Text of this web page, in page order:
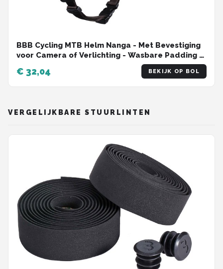
BBB Cycling MTB Helm Nanga - Met Bevestiging
voor Camera of Verlichting - Wasbare Padding -
Fietshelm Volwassenen: Heren & Dames - Mat
Olijf Groen - M - BHE-54
€ 32,04 BEKIJK OP BOL
VERGELIJKBARE STUURLINTEN